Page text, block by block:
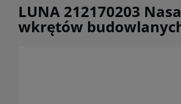
LUNA 212170203
wkrętów